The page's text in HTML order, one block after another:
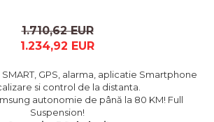
1.710,62 EUR
1.234,92 EUR
GPS, alarma, aplicatie Smartphone
si control de la distanta.
autonomie de până la 80 KM! Full
Suspension!